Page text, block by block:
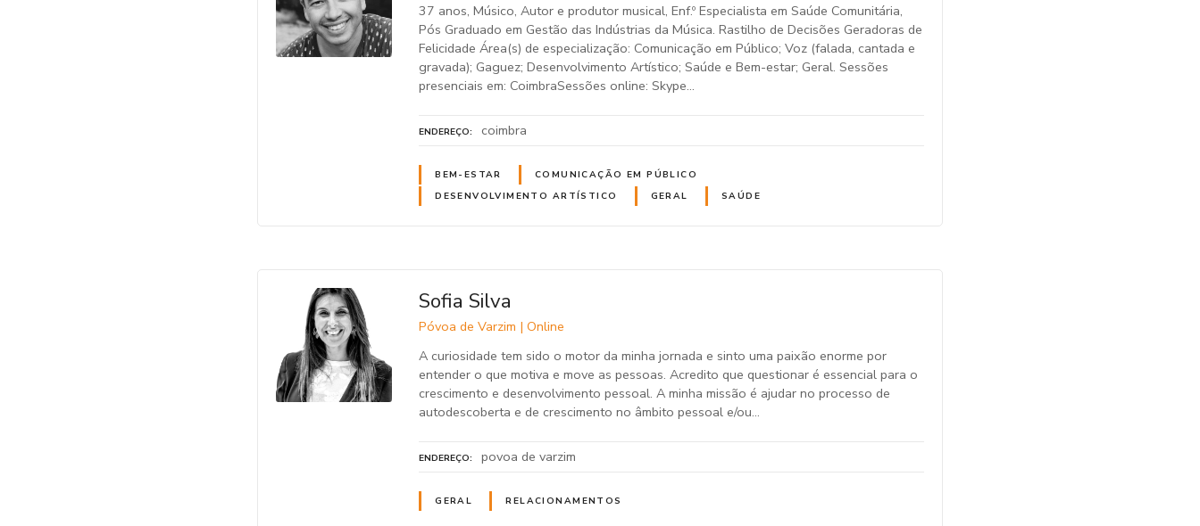
37 anos, Músico, Autor e produtor musical, Enf.º Especialista em Saúde Comunitária,
Pós Graduado em Gestão das Indústrias da Música. Rastilho de Decisões Geradoras de
Felicidade Área(s) de especialização: Comunicação em Público; Voz (falada, cantada e
gravada); Gaguez; Desenvolvimento Artístico; Saúde e Bem-estar; Geral. Sessões
presenciais em: CoimbraSessões online: Skype…
ENDEREÇO coimbra
BEM-ESTAR
COMUNICAÇÃO EM PÚBLICO
DESENVOLVIMENTO ARTÍSTICO
GERAL SAÚDE
Sofia Silva
Póvoa de Varzim | Online
A curiosidade tem sido o motor da minha jornada e sinto uma paixão enorme por
entender o que motiva e move as pessoas. Acredito que questionar é essencial para o
crescimento e desenvolvimento pessoal. A minha missão é ajudar no processo de
autodescoberta e de crescimento no âmbito pessoal e/ou…
ENDEREÇO povoa de varzim
GERAL RELACIONAMENTOS